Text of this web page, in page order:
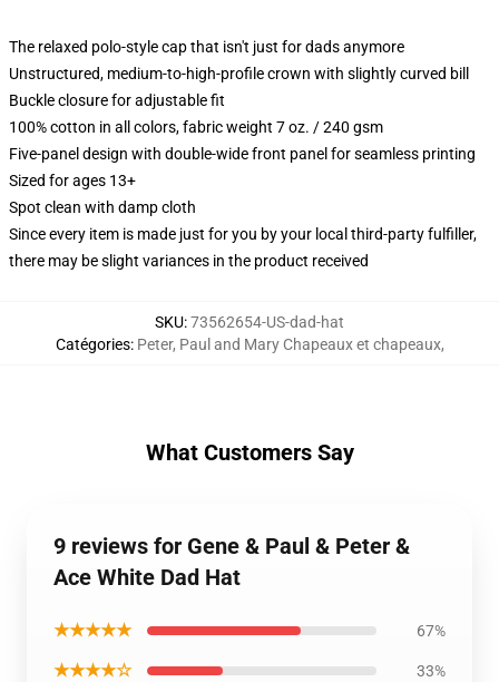
The relaxed polo-style cap that isn't just for dads anymore
Unstructured, medium-to-high-profile crown with slightly curved bill
Buckle closure for adjustable fit
100% cotton in all colors, fabric weight 7 oz. / 240 gsm
Five-panel design with double-wide front panel for seamless printing
Sized for ages 13+
Spot clean with damp cloth
Since every item is made just for you by your local third-party fulfiller,
there may be slight variances in the product received
SKU:73562654-US-dad-hat
Catégories: Peter, Paul and Mary Chapeaux et chapeaux,
What Customers Say
9 reviews for Gene & Paul & Peter &
Ace White Dad Hat
★★★★★ 67%
★★★★☆ 33%